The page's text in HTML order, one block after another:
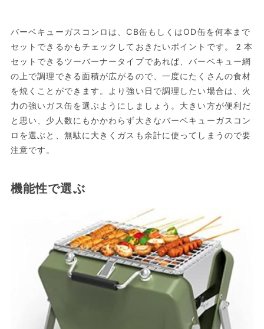
バーベキューガスコンロは、CB缶もしくはOD缶を何本まで
セットできるかもチェックしておきたいポイントです。2本
セットできるツーバーナータイプであれば、バーベキュー網
の上で調理できる面積が広がるので、一度にたくさんの食材
を焼くことができます。より強い日で調理したい場合は、火
力の強いガス缶を選ぶようにしましょう。大きい方が便利だ
と思い、少人数にもかかわらず大きなバーベキューガスコン
ロを選ぶと、無駄に大きくガスも余計に使ってしまうので要
注意です。
機能性で選ぶ